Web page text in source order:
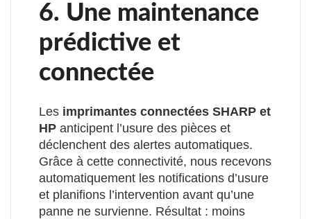
6. Une maintenance
prédictive et
connectée
Les imprimantes connectées SHARP et
HP anticipent l’usure des pièces et
déclenchent des alertes automatiques.
Grâce à cette connectivité, nous recevons
automatiquement les notifications d’usure
et planifions l’intervention avant qu’une
panne ne survienne. Résultat : moins